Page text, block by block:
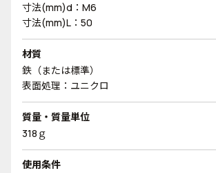
寸法(mm)d：M6
寸法(mm)L：50
材質
鉄（または標準）
表面処理：ユニクロ
質量・質量単位
318ｇ
使用条件